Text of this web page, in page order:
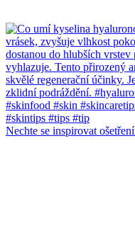
Nechte se inspirovat